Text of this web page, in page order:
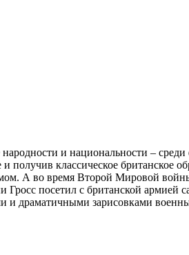
и национальности –
классическое британское
А во время Второй Мировой
посетил с британской армией
драматичными зарисовками